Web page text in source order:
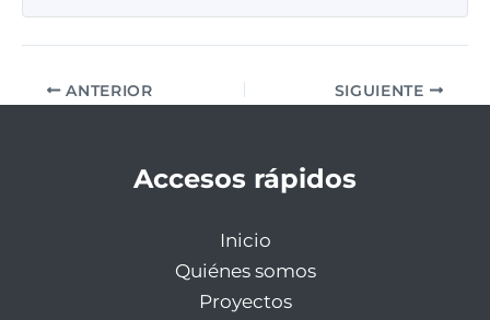
ANTERIOR SIGUIENTE
Accesos rápidos
Inicio
Quiénes somos
Proyectos